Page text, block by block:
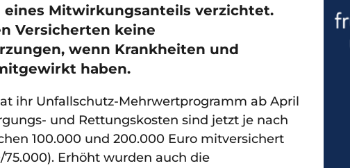
eines Mitwirkungsanteils verzichtet.
Versicherten keine
wenn Krankheiten und
haben.
ihr Unfallschutz-Mehrwertprogramm ab April
und Rettungskosten sind jetzt je nach
100.000 und 200.000 Euro mitversichert
75.000). Erhöht wurden auch die